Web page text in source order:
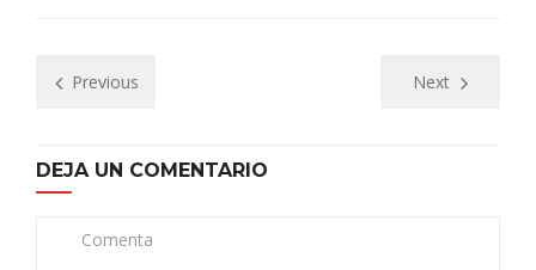
Previous Next
DEJA UN COMENTARIO
Comenta